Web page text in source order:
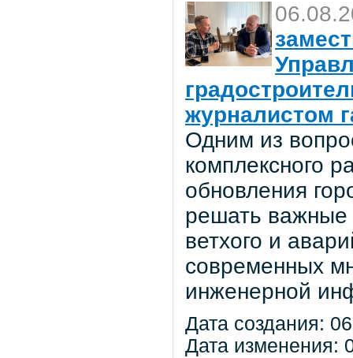
журналистом
Одним из
комплексного
обновления
решать важные
ветхого и
современных
инженерной
Дата создания:
Дата изменения: